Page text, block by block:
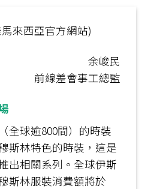
來西亞官方網站)
余峻民
前線差會事工總監
全球逾800間）的時裝
斯林特色的時裝，這是
出相關系列。全球伊斯
斯林服裝消費額將於